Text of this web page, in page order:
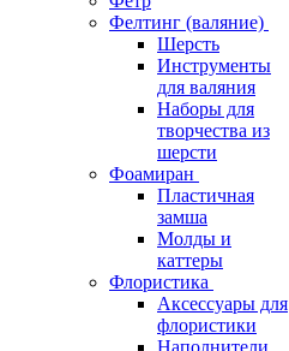
Фелтинг (валяние)
Шерсть
Инструменты
для валяния
Наборы для
творчества из
шерсти
Фоамиран
Пластичная
замша
Молды и
каттеры
Флористика
Аксессуары для
флористики
Наполнители